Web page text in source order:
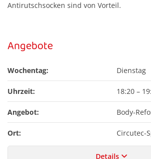
Antirutschsocken sind von Vorteil.
Angebote
Wochentag: Dienstag
Uhrzeit: 18:20 –
Angebot: Body-
Ort: Circutec-
Details